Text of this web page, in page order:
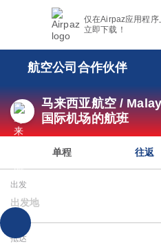
仅在Airpaz应用程序
立即下载！
航空公司合作伙伴
马来西亚航空 /
国际机场的航班
单程 往返
出发
出发地
抵达